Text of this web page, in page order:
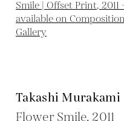
Takashi Murakami
Flower Smile, 2011